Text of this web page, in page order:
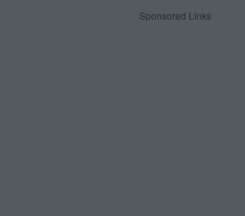
Sponsored Links